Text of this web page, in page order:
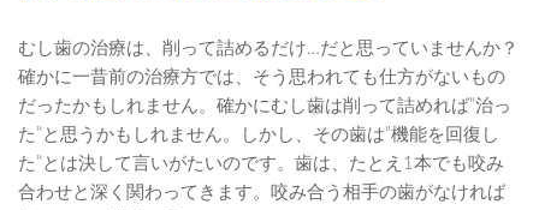
むし歯の治療は、削って詰めるだけ…だと思っていませんか？
確かに一昔前の治療方では、そう思われても仕方がないもの
だったかもしれません。確かにむし歯は削って詰めれば”治っ
た”と思うかもしれません。しかし、その歯は”機能を回復し
た”とは決して言いがたいのです。歯は、たとえ1本でも咬み
合わせと深く関わってきます。咬み合う相手の歯がなければ